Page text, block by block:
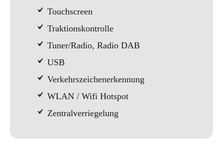
Touchscreen
Traktionskontrolle
Tuner/Radio, Radio DAB
USB
Verkehrszeichenerkennung
WLAN / Wifi Hotspot
Zentralverriegelung